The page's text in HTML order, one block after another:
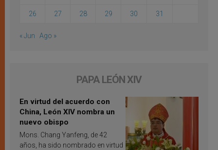
26 27 28 29 30 31
« Jun Ago »
PAPA LEÓN XIV
En virtud del acuerdo con
China, León XIV nombra un
nuevo obispo
Mons. Chang Yanfeng, de 42
años, ha sido nombrado en virtud